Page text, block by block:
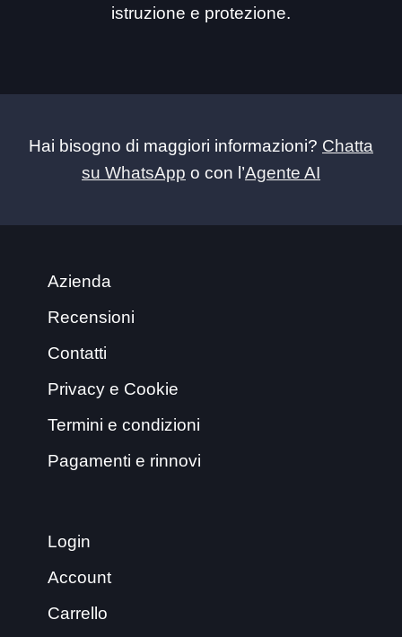
istruzione e protezione.
Hai bisogno di maggiori informazioni? Chatta
su WhatsApp o con l’Agente AI
Azienda
Recensioni
Contatti
Privacy e Cookie
Termini e condizioni
Pagamenti e rinnovi
Login
Account
Carrello